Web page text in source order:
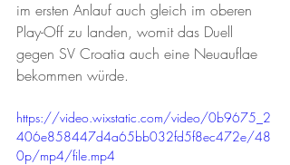
im ersten Anlauf auch gleich im oberen
Play-Off zu landen, womit das Duell
gegen SV Croatia auch eine Neuauflae
bekommen würde.
https://video.wixstatic.com/video/0b9675_2
406e858447d4a65bb032fd5f8ec472e/48
0p/mp4/file.mp4